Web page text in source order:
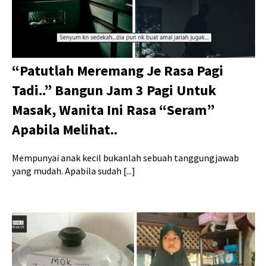
“Patutlah Meremang Je Rasa Pagi
Tadi..” Bangun Jam 3 Pagi Untuk
Masak, Wanita Ini Rasa “Seram”
Apabila Melihat..
Mempunyai anak kecil bukanlah sebuah tanggungjawab
yang mudah. Apabila sudah [...]